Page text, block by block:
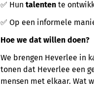
✅ Huntalenten te
✅ Op een informele
Hoe we dat willen doen?
We brengen Heverlee in
tonen dat Heverlee een
mensen met elkaar. Wat